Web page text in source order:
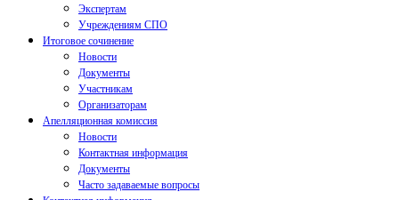
Экспертам
Учреждениям СПО
Итоговое сочинение
Новости
Документы
Участникам
Организаторам
Апелляционная комиссия
Новости
Контактная информация
Документы
Часто задаваемые вопросы